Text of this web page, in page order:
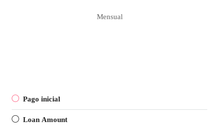
Mensual
Pago inicial
Loan Amount